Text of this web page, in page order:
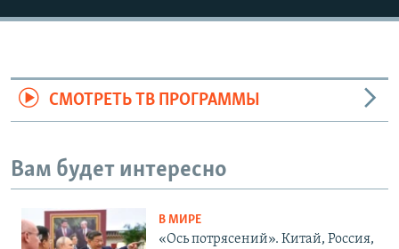
СМОТРЕТЬ ТВ ПРОГРАММЫ
Вам будет интересно
В МИРЕ
«Ось потрясений». Китай, Россия,